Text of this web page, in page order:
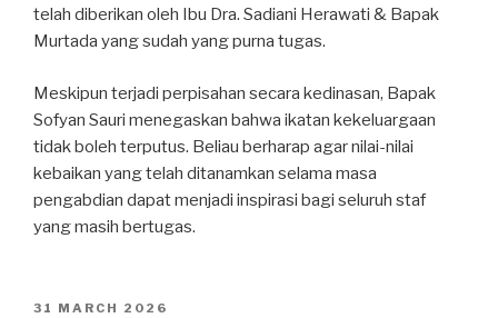
telah diberikan oleh Ibu Dra. Sadiani Herawati & Bapak
Murtada yang sudah yang purna tugas.
Meskipun terjadi perpisahan secara kedinasan, Bapak
Sofyan Sauri menegaskan bahwa ikatan kekeluargaan
tidak boleh terputus. Beliau berharap agar nilai-nilai
kebaikan yang telah ditanamkan selama masa
pengabdian dapat menjadi inspirasi bagi seluruh staf
yang masih bertugas.
31 MARCH 2026